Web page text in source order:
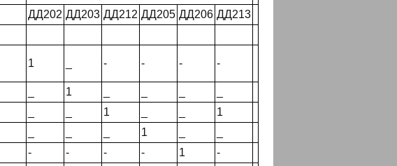
ДД202 ДД203 ДД212 ДД205 ДД206 ДД213
1 - - - -
1
1
1
1
- - - - 1 -